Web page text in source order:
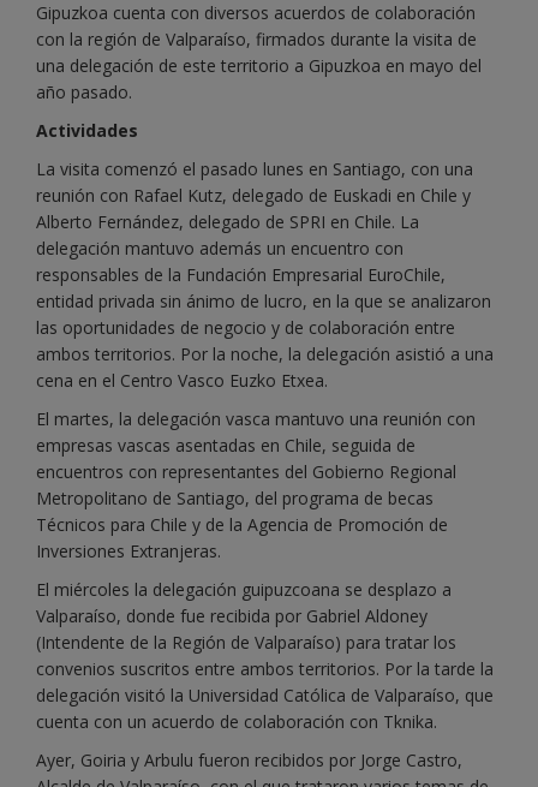
Gipuzkoa cuenta con diversos acuerdos de colaboración
con la región de Valparaíso, firmados durante la visita de
una delegación de este territorio a Gipuzkoa en mayo del
año pasado.
Actividades
La visita comenzó el pasado lunes en Santiago, con una
reunión con Rafael Kutz, delegado de Euskadi en Chile y
Alberto Fernández, delegado de SPRI en Chile. La
delegación mantuvo además un encuentro con
responsables de la Fundación Empresarial EuroChile,
entidad privada sin ánimo de lucro, en la que se analizaron
las oportunidades de negocio y de colaboración entre
ambos territorios. Por la noche, la delegación asistió a una
cena en el Centro Vasco Euzko Etxea.
El martes, la delegación vasca mantuvo una reunión con
empresas vascas asentadas en Chile, seguida de
encuentros con representantes del Gobierno Regional
Metropolitano de Santiago, del programa de becas
Técnicos para Chile y de la Agencia de Promoción de
Inversiones Extranjeras.
El miércoles la delegación guipuzcoana se desplazo a
Valparaíso, donde fue recibida por Gabriel Aldoney
(Intendente de la Región de Valparaíso) para tratar los
convenios suscritos entre ambos territorios. Por la tarde la
delegación visitó la Universidad Católica de Valparaíso, que
cuenta con un acuerdo de colaboración con Tknika.
Ayer, Goiria y Arbulu fueron recibidos por Jorge Castro,